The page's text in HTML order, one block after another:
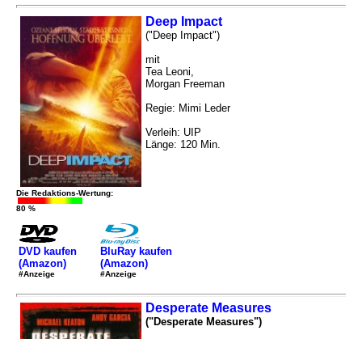
Deep Impact
("Deep Impact")
mit
Tea Leoni,
Morgan Freeman
Regie: Mimi Leder
Verleih: UIP
Länge: 120 Min.
Die Redaktions-Wertung:
80 %
DVD kaufen
(Amazon)
#Anzeige
BluRay kaufen
(Amazon)
#Anzeige
Desperate Measures
("Desperate Measures")